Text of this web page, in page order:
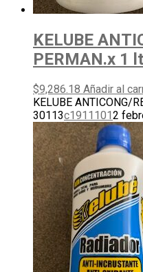
KELUBE
PERMAN.x 1
$9,286.18 Añadir al
KELUBE ANTICONG/
30113c1911101 2